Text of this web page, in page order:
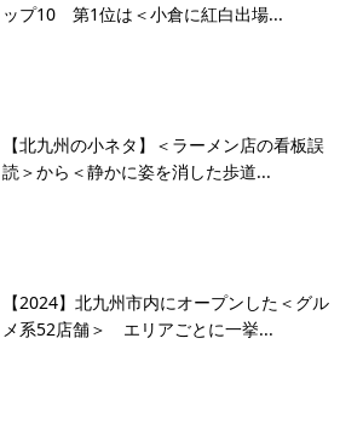
ップ10 第1位は＜小倉に紅白出場...
【北九州の小ネタ】＜ラーメン店の看板誤
読＞から＜静かに姿を消した歩道...
【2024】北九州市内にオープンした＜グル
メ系52店舗＞ エリアごとに一挙...